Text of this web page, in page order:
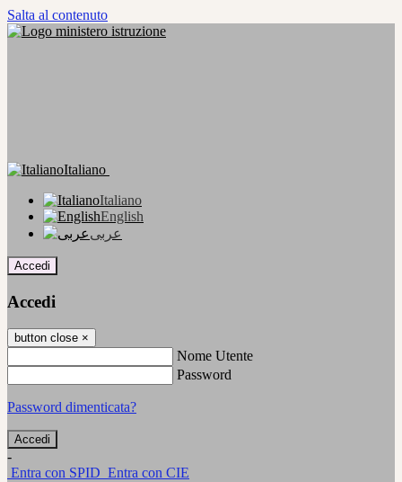
Salta al contenuto
Italiano
Italiano
English
عربى
Accedi
Accedi
button close ×
Nome Utente
Password
Password dimenticata?
-
Entra con SPID Entra con CIE